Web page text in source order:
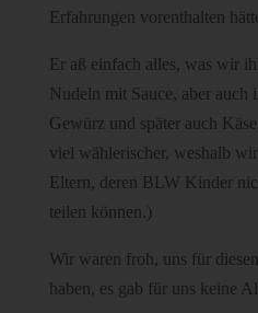
Erfahrungen vorenthalten
Er aß einfach alles, was wir
Nudeln mit Sauce, aber
Gewürz und später auch
viel wählerischer, weshalb
Eltern, deren BLW Kinder
teilen können.)
Wir waren froh, uns für
haben, es gab für uns keine